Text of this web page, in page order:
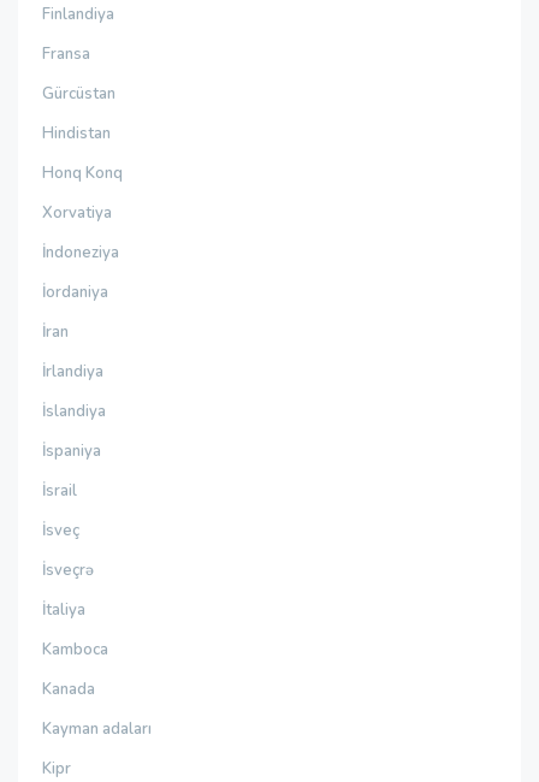
Finlandiya
Fransa
Gürcüstan
Hindistan
Honq Konq
Xorvatiya
İndoneziya
İordaniya
İran
İrlandiya
İslandiya
İspaniya
İsrail
İsveç
İsveçrə
İtaliya
Kamboca
Kanada
Kayman adaları
Kipr